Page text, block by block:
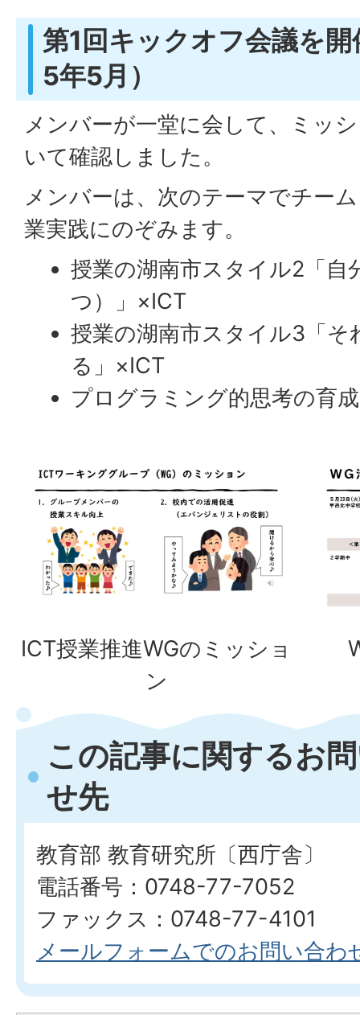
第1回キックオフ会議を
5年5月）
メンバーが一堂に会して、ミッ
いて確認しました。
メンバーは、次のテーマでチー
業実践にのぞみます。
授業の湖南市スタイル2「自
つ）」×ICT
授業の湖南市スタイル3「そ
る」×ICT
プログラミング的思考の育成
ICT授業推進WGのミッショ
ン
この記事に関するお
せ先
教育部 教育研究所〔西庁舎〕
電話番号：0748-77-7052
ファックス：0748-77-4101
メールフォームでのお問い合わ